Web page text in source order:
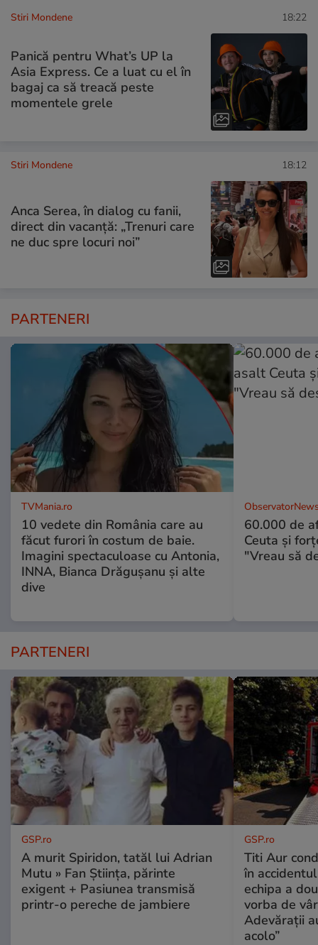
Stiri Mondene 18:22
Panică pentru What’s UP la
Asia Express. Ce a luat cu el în
bagaj ca să treacă peste
momentele grele
Stiri Mondene 18:12
Anca Serea, în dialog cu fanii,
direct din vacanță: „Trenuri care
ne duc spre locuri noi”
PARTENERI
TVMania.ro
10 vedete din România care au
făcut furori în costum de baie.
Imagini spectaculoase cu Antonia,
INNA, Bianca Drăgușanu și alte
dive
60.000 de
Ceuta şi
"Vreau să
PARTENERI
GSP.ro
A murit Spiridon, tatăl lui Adrian
Mutu » Fan Știința, părinte
exigent + Pasiunea transmisă
printr-o pereche de jambiere
GSP.ro
Titi Aur
în
echipa a
vorba de
Adevărații
acolo”